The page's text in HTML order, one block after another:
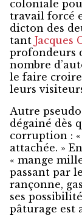
coloniale
travail forcé
dicton des
tant Jacques
profondeurs
nombre
le faire croire
leurs
Autre
dégainé dès
corruption :
attachée. »
« mange
passant par
rançonne,
ses
pâturage est